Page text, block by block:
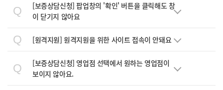
Q
[보증상담신청] 팝업창의 '확인' 버튼을 클릭해도 창
이 닫기지 않아요
Q [원격지원] 원격지원을 위한 사이트 접속이 안돼요
Q
[보증상담신청] 영업점 선택에서 원하는 영업점이
보이지 않아요.